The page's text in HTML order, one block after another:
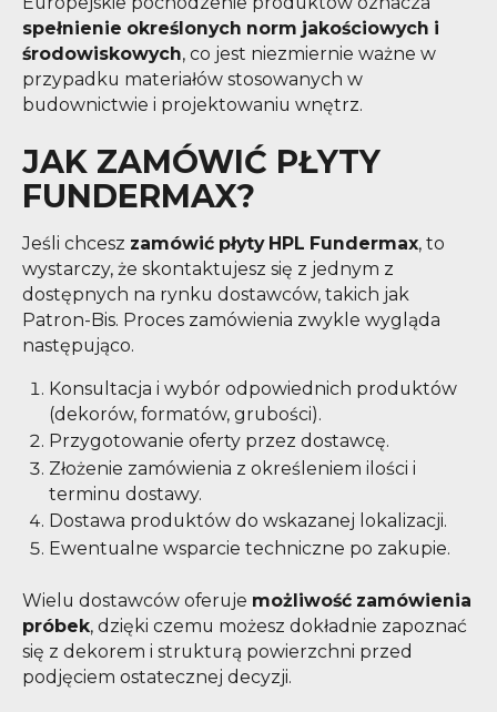
spełnienie określonych norm jakościowych i
środowiskowych, co jest niezmiernie ważne w
przypadku materiałów stosowanych w
budownictwie i projektowaniu wnętrz.
JAK ZAMÓWIĆ PŁYTY
FUNDERMAX?
Jeśli chcesz zamówić płyty HPL Fundermax, to
wystarczy, że skontaktujesz się z jednym z
dostępnych na rynku dostawców, takich jak
Patron-Bis. Proces zamówienia zwykle wygląda
następująco.
Konsultacja i wybór odpowiednich produktów
(dekorów, formatów, grubości).
Przygotowanie oferty przez dostawcę.
Złożenie zamówienia z określeniem ilości i
terminu dostawy.
Dostawa produktów do wskazanej lokalizacji.
Ewentualne wsparcie techniczne po zakupie.
Wielu dostawców oferuje możliwość zamówienia
próbek, dzięki czemu możesz dokładnie zapoznać
się z dekorem i strukturą powierzchni przed
podjęciem ostatecznej decyzji.